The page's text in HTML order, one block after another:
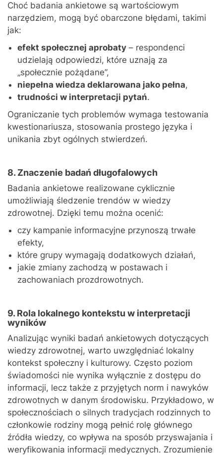
Choć badania ankietowe są wartościowym
narzędziem, mogą być obarczone błędami, takimi
jak:
efekt społecznej aprobaty – respondenci
udzielają odpowiedzi, które uznają za
„społecznie pożądane”,
niepełna wiedza deklarowana jako pełna,
trudności w interpretacji pytań.
Ograniczanie tych problemów wymaga testowania
kwestionariusza, stosowania prostego języka i
unikania zbyt ogólnych stwierdzeń.
8. Znaczenie badań długofalowych
Badania ankietowe realizowane cyklicznie
umożliwiają śledzenie trendów w wiedzy
zdrowotnej. Dzięki temu można ocenić:
czy kampanie informacyjne przynoszą trwałe
efekty,
które grupy wymagają dodatkowych działań,
jakie zmiany zachodzą w postawach i
zachowaniach prozdrowotnych.
9. Rola lokalnego kontekstu w interpretacji
wyników
Analizując wyniki badań ankietowych dotyczących
wiedzy zdrowotnej, warto uwzględniać lokalny
kontekst społeczny i kulturowy. Często poziom
świadomości nie wynika wyłącznie z dostępu do
informacji, lecz także z przyjętych norm i nawyków
zdrowotnych w danym środowisku. Przykładowo, w
społecznościach o silnych tradycjach rodzinnych to
członkowie rodziny mogą pełnić rolę głównego
źródła wiedzy, co wpływa na sposób przyswajania i
weryfikowania informacji medycznych. Zrozumienie